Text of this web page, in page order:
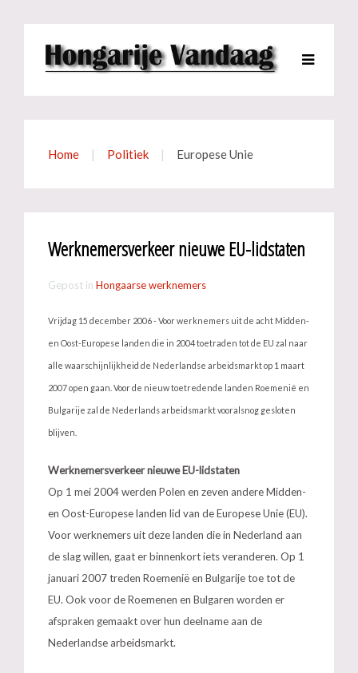
Home Politiek Europese Unie
Werknemersverkeer nieuwe EU-lidstaten
Gepost in Hongaarse werknemers
Vrijdag 15 december 2006 - Voor werknemers uit de acht Midden-
en Oost-Europese landen die in 2004 toetraden tot de EU zal naar
alle waarschijnlijkheid de Nederlandse arbeidsmarkt op 1 maart
2007 open gaan. Voor de nieuw toetredende landen Roemenië en
Bulgarije zal de Nederlands arbeidsmarkt vooralsnog gesloten
blijven.
Werknemersverkeer nieuwe EU-lidstaten
Op 1 mei 2004 werden Polen en zeven andere Midden-
en Oost-Europese landen lid van de Europese Unie (EU).
Voor werknemers uit deze landen die in Nederland aan
de slag willen, gaat er binnenkort iets veranderen. Op 1
januari 2007 treden Roemenië en Bulgarije toe tot de
EU. Ook voor de Roemenen en Bulgaren worden er
afspraken gemaakt over hun deelname aan de
Nederlandse arbeidsmarkt.